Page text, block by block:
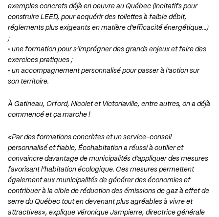
exemples concrets déjà en oeuvre au Québec (incitatifs pour
construire LEED, pour acquérir des toilettes à faible débit,
réglements plus exigeants en matière d’efficacité énergétique…)
;
• une formation pour s’imprégner des grands enjeux et faire des
exercices pratiques ;
• un accompagnement personnalisé pour passer à l’action sur
son territoire.
À Gatineau, Orford, Nicolet et Victoriaville, entre autres, on a déjà
commencé et ça marche !
«Par des formations concrètes et un service-conseil
personnalisé et fiable, Écohabitation a réussi à outiller et
convaincre davantage de municipalités d’appliquer des mesures
favorisant l’habitation écologique. Ces mesures permettent
également aux municipalités de générer des économies et
contribuer à la cible de réduction des émissions de gaz à effet de
serre du Québec tout en devenant plus agréables à vivre et
attractives», explique Véronique Jampierre, directrice générale